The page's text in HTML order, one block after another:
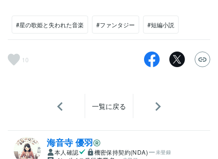
#星の歌姫と失われた音楽 #ファンタジー #短編小説
10
一覧に戻る
海音寺 優羽
本人確認 機密保持契約(NDA) 未登録